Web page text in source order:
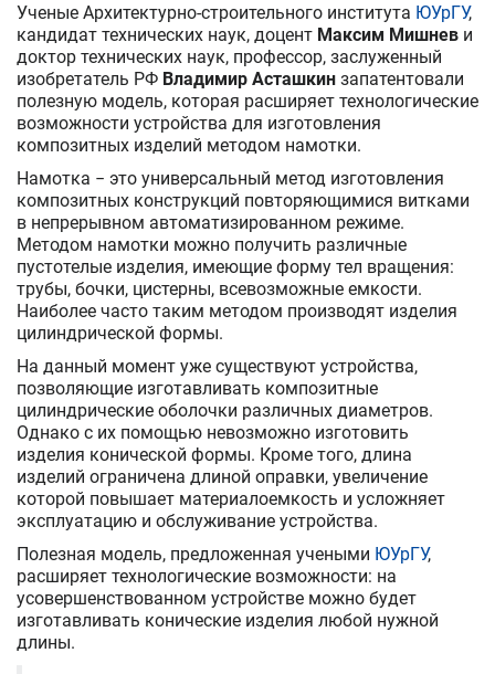
Ученые Архитектурно-строительного института ЮУрГУ,
кандидат технических наук, доцент Максим Мишнев и
доктор технических наук, профессор, заслуженный
изобретатель РФ Владимир Асташкин запатентовали
полезную модель, которая расширяет технологические
возможности устройства для изготовления
композитных изделий методом намотки.
Намотка − это универсальный метод изготовления
композитных конструкций повторяющимися витками
в непрерывном автоматизированном режиме.
Методом намотки можно получить различные
пустотелые изделия, имеющие форму тел вращения:
трубы, бочки, цистерны, всевозможные емкости.
Наиболее часто таким методом производят изделия
цилиндрической формы.
На данный момент уже существуют устройства,
позволяющие изготавливать композитные
цилиндрические оболочки различных диаметров.
Однако с их помощью невозможно изготовить
изделия конической формы. Кроме того, длина
изделий ограничена длиной оправки, увеличение
которой повышает материалоемкость и усложняет
эксплуатацию и обслуживание устройства.
Полезная модель, предложенная учеными ЮУрГУ,
расширяет технологические возможности: на
усовершенствованном устройстве можно будет
изготавливать конические изделия любой нужной
длины.